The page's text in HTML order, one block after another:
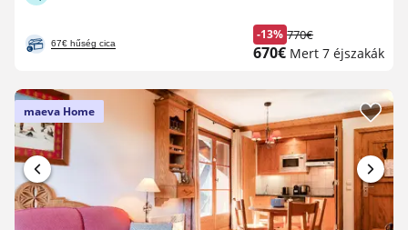
67€ hűség cica
-13%
Korábbi
díj
770€
Új
670€ Mert 7 éjszakák
maeva Home